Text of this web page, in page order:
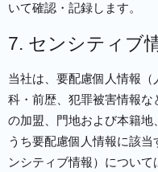
いて確認・記録します。
7. センシティブ
当社は、要配慮個人情報
科・前歴、犯罪被害情報
の加盟、門地および本籍
うち要配慮個人情報に該
ンシティブ情報）につい